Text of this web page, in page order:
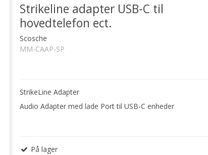
Strikeline adapter USB-C til
hovedtelefon ect.
Scosche
MM-CAAP-SP
StrikeLine Adapter
Audio Adapter med lade Port til USB-C enheder
På lager